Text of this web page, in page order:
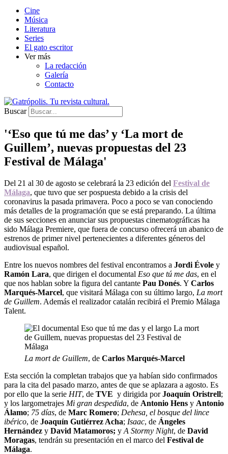
Cine
Música
Literatura
Series
El gato escritor
Ver más
La redacción
Galería
Contacto
Buscar
'‘Eso que tú me das’ y ‘La mort de
Guillem’, nuevas propuestas del 23
Festival de Málaga'
Del 21 al 30 de agosto se celebrará la 23 edición del Festival de
Málaga, que tuvo que ser pospuesta debido a la crisis del
coronavirus la pasada primavera. Poco a poco se van conociendo
más detalles de la programación que se está preparando. La última
de sus secciones en anunciar sus propuestas cinematográficas ha
sido Málaga Premiere, que fuera de concurso ofrecerá un abanico de
estrenos de primer nivel pertenecientes a diferentes géneros del
audiovisual español.
Entre los nuevos nombres del festival encontramos a Jordi Évole y
Ramón Lara, que dirigen el documental Eso que tú me das, en el
que nos hablan sobre la figura del cantante Pau Donés. Y Carlos
Marqués-Marcel, que visitará Málaga con su último largo, La mort
de Guillem. Además el realizador catalán recibirá el Premio Málaga
Talent.
La mort de Guillem, de Carlos Marqués-Marcel
Esta sección la completan trabajos que ya habían sido confirmados
para la cita del pasado marzo, antes de que se aplazara a agosto. Es
por ello que la serie HIT, de TVE y dirigida porJoaquín Oristrell;
y los largometrajes Mi gran despedida, de Antonio Hens y Antonio
Álamo; 75 días, de Marc Romero; Dehesa, el bosque del lince
ibérico, de Joaquín Gutiérrez Acha; Isaac, de Ángeles
Hernández y David Matamoros; y A Stormy Night, de David
Moragas, tendrán su presentación en el marco del Festival de
Málaga.